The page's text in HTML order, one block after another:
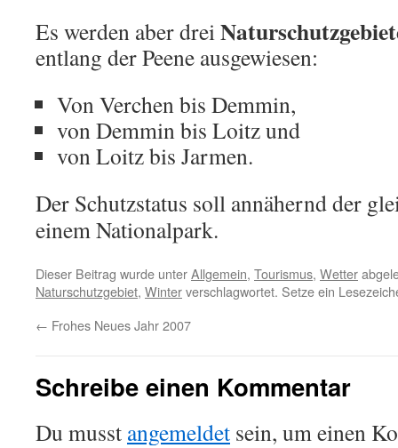
Es werden aber drei
entlang der Peene ausgewiesen:
Von Verchen bis Demmin,
von Demmin bis Loitz und
von Loitz bis Jarmen.
Der Schutzstatus soll annähernd der
einem Nationalpark.
Dieser Beitrag wurde unterAllgemein, Tourismus, Wetter
Naturschutzgebiet, Winterverschlagwortet. Setze ein
← Frohes Neues Jahr 2007
Schreibe einen Kommentar
Du musst angemeldet sein, um einen